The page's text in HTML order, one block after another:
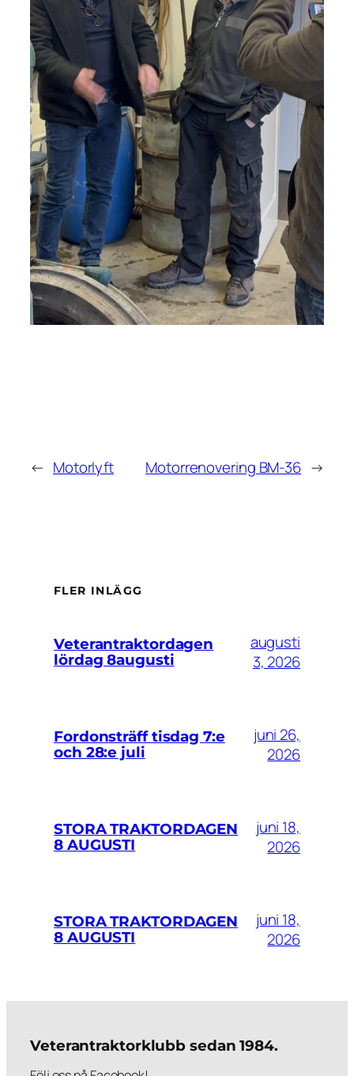
← Motorlyft Motorrenovering BM-36 →
FLER INLÄGG
Veterantraktordagen
lördag 8augusti
augusti
3, 2026
Fordonsträff tisdag 7:e
och 28:e juli
juni 26,
2026
STORA TRAKTORDAGEN
8 AUGUSTI
juni 18,
2026
STORA TRAKTORDAGEN
8 AUGUSTI
juni 18,
2026
Veterantraktorklubb sedan 1984.